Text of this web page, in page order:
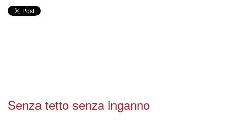
Senza tetto senza inganno